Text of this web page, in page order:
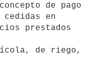
de pago
en
prestados
de riego,